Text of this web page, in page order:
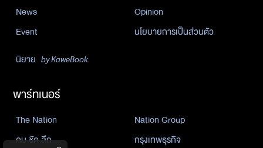
News
Opinion
Event
นโยบายการเป็นส่วนตัว
นิยาย by KaweBook
พาร์ทเนอร์
The Nation
Nation Group
คม ชัด ลึก
กรุงเทพธุรกิจ